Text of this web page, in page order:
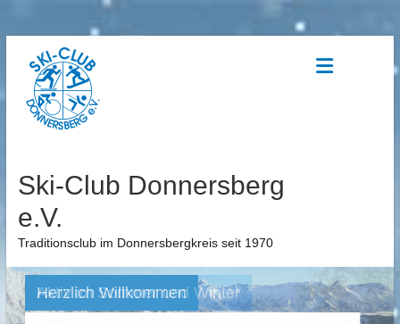
Inhalt
springen
Ski-Club Donnersberg
e.V.
Traditionsclub im Donnersbergkreis seit 1970
Herzlich Willkommen
Aktiv im Sommer und Winter